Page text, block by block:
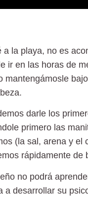
la playa, no es
ir en las horas de
mantengámosle
darle los
primero las
(la sal, arena y el
rápidamente de
no podrá
a desarrollar su